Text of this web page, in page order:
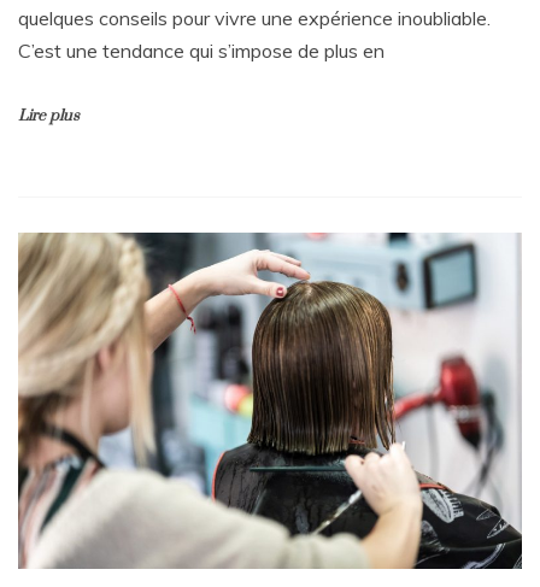
quelques conseils pour vivre une expérience inoubliable.
C’est une tendance qui s’impose de plus en
Lire plus